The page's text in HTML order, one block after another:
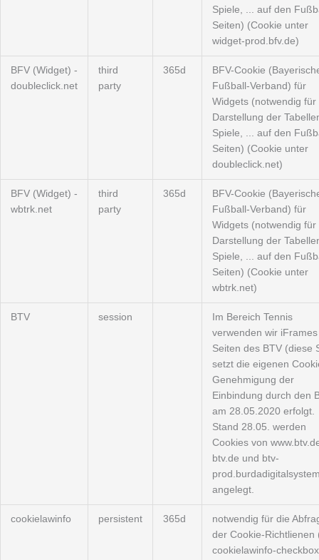
Spiele, ... auf den
Seiten) (Cookie unter
widget-prod.bfv.de)
BFV (Widget) -
doubleclick.net
third
party
365d
BFV-Cookie
Fußball-Verband) für
Widgets (notwendig für
Darstellung der
Spiele, ... auf den
Seiten) (Cookie unter
doubleclick.net)
BFV (Widget) -
wbtrk.net
third
party
365d
BFV-Cookie
Fußball-Verband) für
Widgets (notwendig für
Darstellung der
Spiele, ... auf den
Seiten) (Cookie unter
wbtrk.net)
BTV session
Im Bereich Tennis
verwenden wir
Seiten des BTV (diese
setzt die eigenen
Genehmigung der
Einbindung durch den
am 28.05.2020 erfolgt.
Stand 28.05. werden
Cookies von
btv.de und btv-
angelegt.
cookielawinfo persistent 365d
notwendig für die
der Cookie-Richtlienen
cookielawinfo-